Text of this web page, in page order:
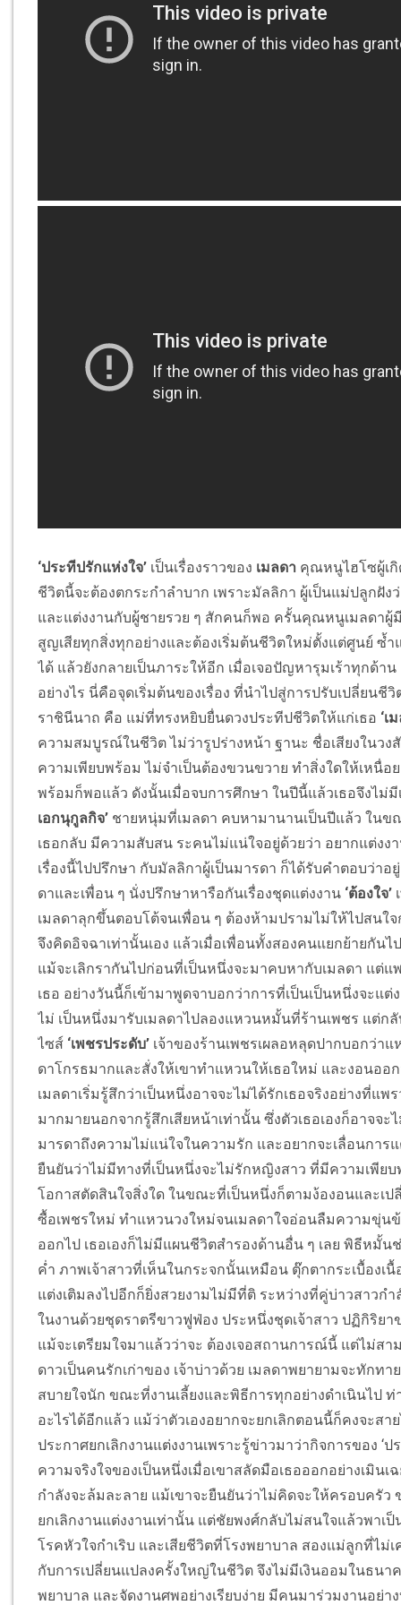
‘ประทีปรักแห่งใจ’ เป็นเรื่องราวของ เมลดา คุณหนูไฮโซผู้เ
ชีวิตนี้จะต้องตกระกำลำบาก เพราะมัลลิกา ผู้เป็นแม่ปลูกฝั
และแต่งงานกับผู้ชายรวย ๆ สักคนก็พอ ครั้นคุณหนูเมลดา
สูญเสียทุกสิ่งทุกอย่างและต้องเริ่มต้นชีวิตใหม่ตั้งแต่ศูนย์ ซ้
ได้ แล้วยังกลายเป็นภาระให้อีก เมื่อเจอปัญหารุมเร้าทุกด้
อย่างไร นี่คือจุดเริ่มต้นของเรื่อง ที่นำไปสู่การปรับเปลี่ยนชี
ราชินีนาถ คือ แม่ที่ทรงหยิบยื่นดวงประทีปชีวิตให้แก่เธอ ‘เ
ความสมบูรณ์ในชีวิต ไม่ว่ารูปร่างหน้า ฐานะ ชื่อเสียงในว
ความเพียบพร้อม ไม่จำเป็นต้องขวนขวาย ทำสิ่งใดให้เหนื่
พร้อมก็พอแล้ว ดังนั้นเมื่อจบการศึกษา ในปีนี้แล้วเธอจึงไม่
เอกนุกูลกิจ’ ชายหนุ่มที่เมลดา คบหามานานเป็นปีแล้ว ใน
เธอกลับ มีความสับสน ระคนไม่แน่ใจอยู่ด้วยว่า อยากแต่งง
เรื่องนี้ไปปรึกษา กับมัลลิกาผู้เป็นมารดา ก็ได้รับคำตอบว่าอ
ดาและเพื่อน ๆ นั่งปรึกษาหารือกันเรื่องชุดแต่งงาน ‘ต้องใจ’
เมลดาลุกขึ้นตอบโต้จนเพื่อน ๆ ต้องห้ามปรามไม่ให้ไปสน
จึงคิดอิจฉาเท่านั้นเอง แล้วเมื่อเพื่อนทั้งสองคนแยกย้ายกัน
แม้จะเลิกรากันไปก่อนที่เป็นหนึ่งจะมาคบหากับเมลดา แต่
เธอ อย่างวันนี้ก็เข้ามาพูดจาบอกว่าการที่เป็นเป็นหนึ่งจะแ
ไม่ เป็นหนึ่งมารับเมลดาไปลองแหวนหมั้นที่ร้านเพชร แต่ก
ไซส์ ‘เพชรประดับ’ เจ้าของร้านเพชรเผลอหลุดปากบอกว่า
ดาโกรธมากและสั่งให้เขาทำแหวนให้เธอใหม่ และงอนอ
เมลดาเริ่มรู้สึกว่าเป็นหนึ่งอาจจะไม่ได้รักเธอจริงอย่างที่แพ
มากมายนอกจากรู้สึกเสียหน้าเท่านั้น ซึ่งตัวเธอเองก็อาจจ
มารดาถึงความไม่แน่ใจในความรัก และอยากจะเลื่อนกา
ยืนยันว่าไม่มีทางที่เป็นหนึ่งจะไม่รักหญิงสาว ที่มีความเพีย
โอกาสตัดสินใจสิ่งใด ในขณะที่เป็นหนึ่งก็ตามง้องอนและเ
ซื้อเพชรใหม่ ทำแหวนวงใหม่จนเมลดาใจอ่อนลืมความขุ่น
ออกไป เธอเองก็ไม่มีแผนชีวิตสำรองด้านอื่น ๆ เลย พิธีหมั้น
ค่ำ ภาพเจ้าสาวที่เห็นในกระจกนั้นเหมือน ตุ๊กตากระเบื้องเ
แต่งเติมลงไปอีกก็ยิ่งสวยงามไม่มีที่ติ ระหว่างที่คู่บ่าวสาว
ในงานด้วยชุดราตรีขาวฟูฟ่อง ประหนึ่งชุดเจ้าสาว ปฏิกิริย
แม้จะเตรียมใจมาแล้วว่าจะ ต้องเจอสถานการณ์นี้ แต่ไม่ส
ดาวเป็นคนรักเก่าของ เจ้าบ่าวด้วย เมลดาพยายามจะทักท
สบายใจนัก ขณะที่งานเลี้ยงและพิธีการทุกอย่างดำเนินไป
อะไรได้อีกแล้ว แม้ว่าตัวเองอยากจะยกเลิกตอนนี้ก็คงจะสา
ประกาศยกเลิกงานแต่งงานเพราะรู้ข่าวมาว่ากิจการของ ‘
ความจริงใจของเป็นหนึ่งเมื่อเขาสลัดมือเธอออกอย่างเมิน
กำลังจะล้มละลาย แม้เขาจะยืนยันว่าไม่คิดจะให้ครอบครั
ยกเลิกงานแต่งงานเท่านั้น แต่ชัยพงศ์กลับไม่สนใจแล้วพา
โรคหัวใจกำเริบ และเสียชีวิตที่โรงพยาบาล สองแม่ลูกที่ไม่
กับการเปลี่ยนแปลงครั้งใหญ่ในชีวิต จึงไม่มีเงินออมในธน
พยาบาล และจัดงานศพอย่างเรียบง่าย มีคนมาร่วมงานอย่